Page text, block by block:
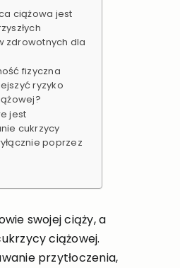
ciążowa jest
zdrowotnych dla
fizyczna
ryzyko
jest
cukrzycy
poprzez
swojej ciąży, a
ciążowej.
przytłoczenia,